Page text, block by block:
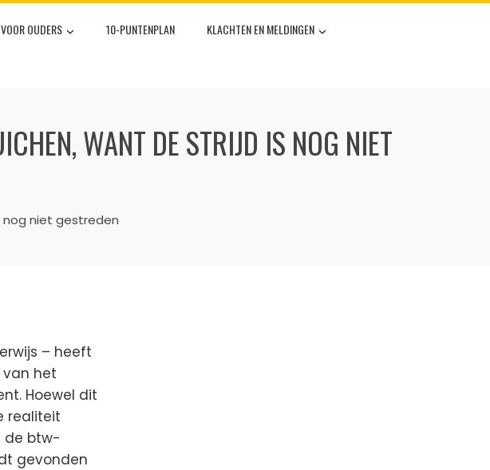
VOOR OUDERS 10-PUNTENPLAN
KLACHTEN EN MELDINGEN
WANT DE STRIJD IS NOG NIET
nog niet gestreden
– heeft
het
Hoewel dit
realiteit
de btw-
gevonden